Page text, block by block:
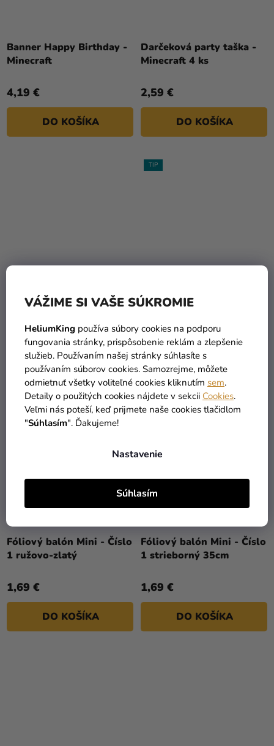
VÁŽIME SI VAŠE SÚKROMIE
HeliumKing používa súbory cookies na podporu
fungovania stránky, prispôsobenie reklám a zlepšenie
služieb. Používaním našej stránky súhlasíte s
používaním súborov cookies. Samozrejme, môžete
odmietnuť všetky voliteľné cookies kliknutím sem.
Detaily o použitých cookies nájdete v sekcii Cookies.
Veľmi nás poteší, keď prijmete naše cookies tlačidlom
"Súhlasím". Ďakujeme!
Nastavenie
Súhlasím
Banner Happy Birthday -
Minecraft
4,19 €
DO KOŠÍKA
Darčeková party taška -
Minecraft 4 ks
2,59 €
DO KOŠÍKA
Fóliový balón - číslo 3,
tmavozelené 85 cm
5,79 €
DO KOŠÍKA
TIP
Fóliový balón HAPPY B-
DAY zlatý 76 x 48 cm
4,0
z
5
hviezdičiek.
9,69 €
DO KOŠÍKA
Fóliový balón Mini - Číslo
1 ružovo-zlatý
1,69 €
DO KOŠÍKA
Fóliový balón Mini - Číslo
1 strieborný 35cm
1,69 €
DO KOŠÍKA